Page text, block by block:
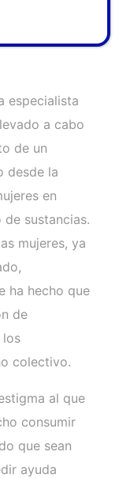
especialista
a cabo
de un
desde la
en
sustancias.
mujeres, ya
ha hecho que
de
los
colectivo.
al que
consumir
que sean
ayuda